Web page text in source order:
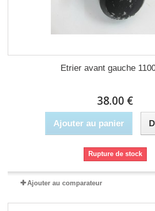
Etrier avant gauche
38.00 €
Ajouter au panier
Rupture de stock
Ajouter au comparateur